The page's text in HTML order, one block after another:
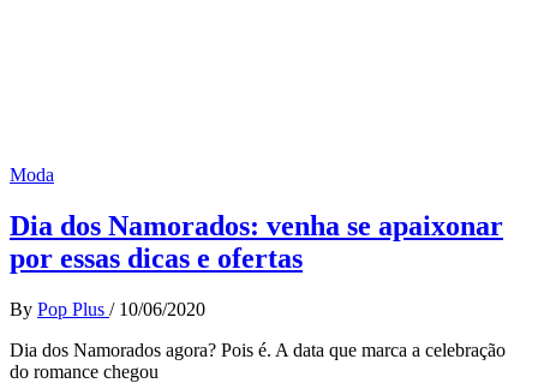
Moda
Dia dos Namorados: venha se apaixonar
por essas dicas e ofertas
By Pop Plus / 10/06/2020
Dia dos Namorados agora? Pois é. A data que marca a celebração
do romance chegou